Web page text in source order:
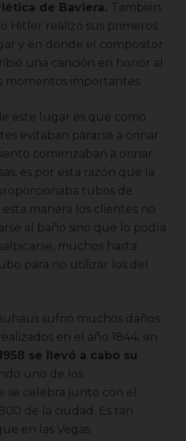
de Baviera. También
Hitler realizó sus primeros
y en donde el compositor
una canción en honor al
momentos importantes.
este lugar es que como
evitaban pararse a orinar
comenzaban a orinar
es por esta razón que la
tubos de
manera los clientes no
al baño sino que lo podía
muchos hasta
para no utilizar los del
sufrió muchos daños
en el año 1844, sin
se llevó a cabo su
uno de los
se celebra junto con el
de la ciudad. Es tan
en las Vegas